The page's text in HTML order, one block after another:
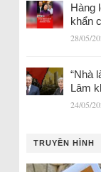
Hàng
khẩn
28/05/
“Nhà
Lâm
24/05/
TRUYỀN HÌNH